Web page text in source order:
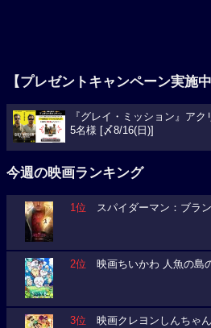
【プレゼントキャンペーン実施中
『グレイ・ミッション』アク
5名様 [〆8/16(日)]
今週の映画ランキング
1位 スパイダーマン：ブラ
2位 映画ちいかわ 人魚の島
3位 映画クレヨンしんちゃ